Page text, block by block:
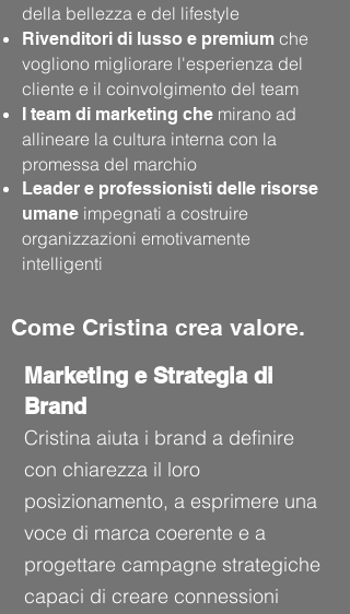
della bellezza e del lifestyle
Rivenditori di lusso e premium che
vogliono migliorare l'esperienza del
cliente e il coinvolgimento del team
I team di marketing che mirano ad
allineare la cultura interna con la
promessa del marchio
Leader e professionisti delle risorse
umane impegnati a costruire
organizzazioni emotivamente
intelligenti
Come Cristina crea valore.
Marketing e Strategia di
Brand
Cristina aiuta i brand a definire
con chiarezza il loro
posizionamento, a esprimere una
voce di marca coerente e a
progettare campagne strategiche
capaci di creare connessioni